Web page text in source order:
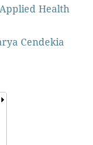
Health
Cendekia